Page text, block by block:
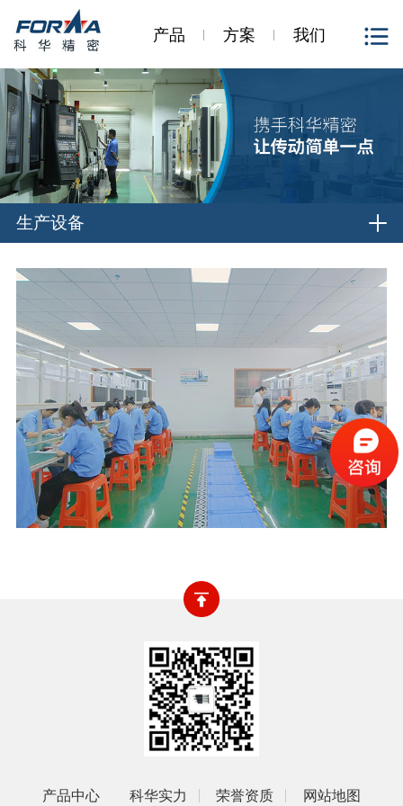
产品 方案 我们
生产设备
产品中心 科华实力 荣誉资质 网站地图